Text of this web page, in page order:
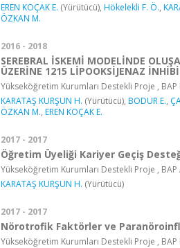
EREN KOÇAK E. (Yürütücü), Hökelekli F. Ö.,
ÖZKAN M.
2016 - 2018
SEREBRAL İSKEMİ MODELİNDE
ÜZERİNE 1215 LİPOOKSİJENAZ
Yükseköğretim Kurumları Destekli Proje ,
KARATAŞ KURŞUN H. (Yürütücü), BODUR E.,
ÖZKAN M., EREN KOÇAK E.
2017 - 2017
Öğretim Üyeliği Kariyer Geçiş
Yükseköğretim Kurumları Destekli Proje ,
KARATAŞ KURŞUN H. (Yürütücü)
2017 - 2017
Nörotrofik Faktörler ve
Yükseköğretim Kurumları Destekli Proje ,